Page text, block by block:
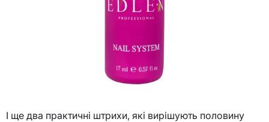
І ще два практичні штрихи, які вирішують половину